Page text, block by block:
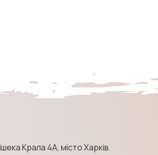
Крала 4А, місто Харків